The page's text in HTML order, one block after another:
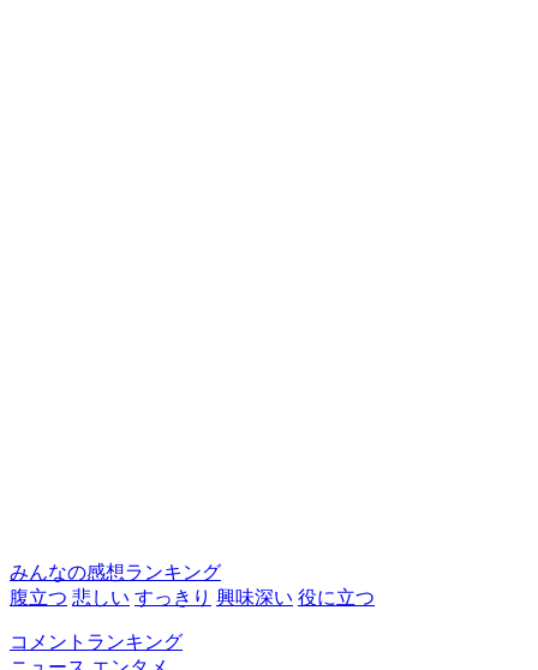
みんなの感想ランキング
腹立つ 悲しい すっきり 興味深い 役に立つ
コメントランキング